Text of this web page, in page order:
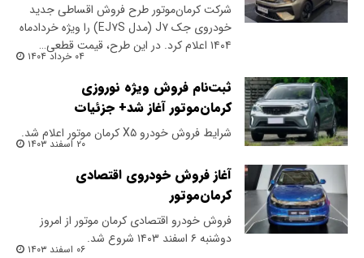
شرکت کرمان‌موتور طرح فروش اقساطی جدید
خودروی جک J۷ (مدل EJ۷S) را ویژه خردادماه
۱۴۰۴ اعلام کرد. در این طرح، قیمت قطعی…
۰۴ خرداد ۱۴۰۴
ثبت‌نام فروش ویژه نوروزی
کرمان‌موتور آغاز شد+ جزئیات
شرایط فروش خودرو X۵ کرمان موتور اعلام شد.
۲۰ اسفند ۱۴۰۳
آغاز فروش خودروی اقتصادی
کرمان‌موتور
فروش خودرو اقتصادی کرمان موتور از امروز
دوشنبه ۶ اسفند ۱۴۰۳ شروع شد.
۰۶ اسفند ۱۴۰۳